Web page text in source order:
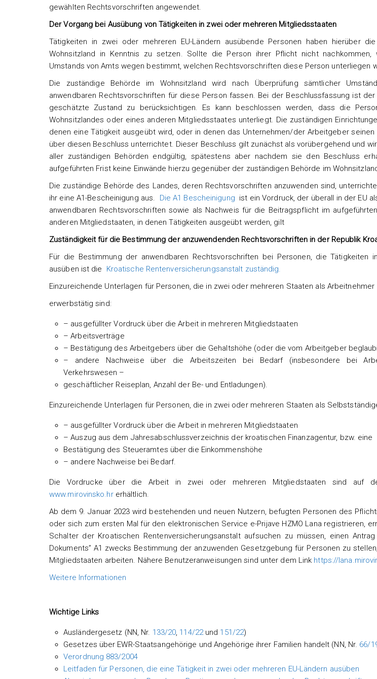
gewählten Rechtsvorschriften angewendet.
Der Vorgang bei Ausübung von Tätigkeiten in zwei oder mehreren Mitgliedsstaaten
Tätigkeiten in zwei oder mehreren EU-Ländern ausübende Personen haben hierüber
Wohnsitzland in Kenntnis zu setzen. Sollte die Person ihrer Pflicht nicht nachkommen,
Umstands von Amts wegen bestimmt, welchen Rechtsvorschriften diese Person unterliegen
Die zuständige Behörde im Wohnsitzland wird nach Überprüfung sämtlicher
anwendbaren Rechtsvorschriften für diese Person fassen. Bei der Beschlussfassung ist
geschätzte Zustand zu berücksichtigen. Es kann beschlossen werden, dass die
Wohnsitzlandes oder eines anderen Mitgliedsstaates unterliegt. Die zuständigen
denen eine Tätigkeit ausgeübt wird, oder in denen das Unternehmen/der Arbeitgeber
über diesen Beschluss unterrichtet. Dieser Beschluss gilt zunächst als vorübergehend und
aller zuständigen Behörden endgültig, spätestens aber nachdem sie den Beschluss
aufgeführten Frist keine Einwände hierzu gegenüber der zuständigen Behörde im
Die zuständige Behörde des Landes, deren Rechtsvorschriften anzuwenden sind,
ihr eine A1-Bescheinigung aus. Die A1 Bescheinigung ist ein Vordruck, der überall in der EU
anwendbaren Rechtsvorschriften sowie als Nachweis für die Beitragspflicht im
anderen Mitgliedstaaten, in denen Tätigkeiten ausgeübt werden, gilt
Zuständigkeit für die Bestimmung der anzuwendenden Rechtsvorschriften in der Republik
Für die Bestimmung der anwendbaren Rechtsvorschriften bei Personen, die Tätigkeiten
ausüben ist die Kroatische Rentenversicherungsanstalt zuständig.
Einzureichende Unterlagen für Personen, die in zwei oder mehreren Staaten als Arbeitnehmer
erwerbstätig sind:
– ausgefüllter Vordruck über die Arbeit in mehreren Mitgliedstaaten
– Arbeitsverträge
– Bestätigung des Arbeitgebers über die Gehaltshöhe (oder die vom Arbeitgeber
– andere Nachweise über die Arbeitszeiten bei Bedarf (insbesondere bei
Verkehrswesen –
geschäftlicher Reiseplan, Anzahl der Be- und Entladungen).
Einzureichende Unterlagen für Personen, die in zwei oder mehreren Staaten als
– ausgefüllter Vordruck über die Arbeit in mehreren Mitgliedstaaten
– Auszug aus dem Jahresabschlussverzeichnis der kroatischen Finanzagentur, bzw. eine
Bestätigung des Steueramtes über die Einkommenshöhe
– andere Nachweise bei Bedarf.
Die Vordrucke über die Arbeit in zwei oder mehreren Mitgliedstaaten sind auf
www.mirovinsko.hrerhältlich.
Ab dem 9. Januar 2023 wird bestehenden und neuen Nutzern, befugten Personen des
oder sich zum ersten Mal für den elektronischen Service e-Prijave HZMO Lana registrieren,
Schalter der Kroatischen Rentenversicherungsanstalt aufsuchen zu müssen, einen
Dokuments” A1 zwecks Bestimmung der anzuwenden Gesetzgebung für Personen zu
Mitgliedstaaten arbeiten. Nähere Benutzeranweisungen sind unter dem Link https://
Weitere Informationen
Wichtige Links
Ausländergesetz (NN, Nr. 133/20, 114/22und 151/22)
Gesetzes über EWR-Staatsangehörige und Angehörige ihrer Familien handelt (NN, Nr. 66/
Verordnung 883/2004
Leitfaden für Personen, die eine Tätigkeit in zwei oder mehreren EU-Ländern ausüben